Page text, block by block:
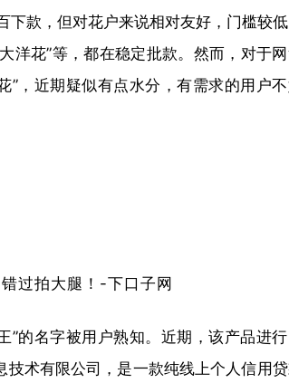
款，但对花户来说相对友好，门槛较低
洋花”等，都在稳定批款。然而，对于
”，近期疑似有点水分，有需求的用户
”的名字被用户熟知。近期，该产品进
技术有限公司，是一款纯线上个人信用